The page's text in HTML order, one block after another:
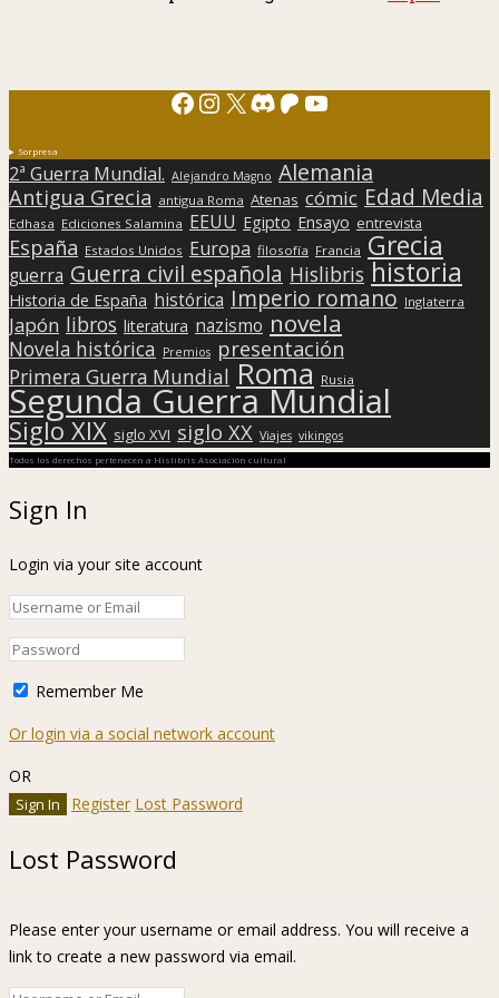
Facebook
Instagram
X Discord
Patreon
YouTube
Sorpresa
2ª Guerra Mundial. Alejandro Magno Alemania
Antigua Grecia antigua Roma Atenas cómic Edad Media
Edhasa Ediciones Salamina EEUU Egipto Ensayo entrevista
España Estados Unidos Europa filosofía Francia Grecia
guerra Guerra civil española Hislibris historia
Historia de España histórica Imperio romano Inglaterra
Japón libros literatura nazismo novela
Novela histórica Premios presentación
Primera Guerra Mundial Roma Rusia
Segunda Guerra Mundial
Siglo XIX siglo XVI siglo XX Viajes vikingos
Todos los derechos pertenecen a Hislibris Asociación cultural
Sign In
Login via your site account
Remember Me
Or login via a social network account
OR
Register Lost Password
Lost Password
Please enter your username or email address. You will receive a
link to create a new password via email.